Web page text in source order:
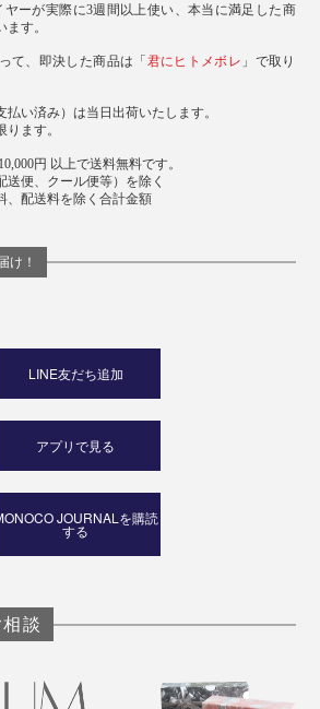
ヤーが実際に3週間以上使い、本当に満足した商
す。
て、即決した商品は「君にヒトメボレ 」で取り
い済み）は当日出荷いたします。
ます。
円 以上で送料無料です。
便、クール便等）を除く
配送料を除く合計金額
け！
LINE友だち追加
アプリで見る
JOURNALを購読
する
談